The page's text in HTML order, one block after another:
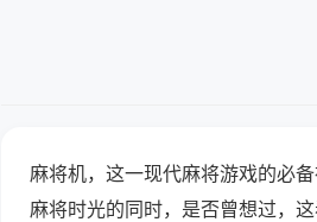
麻将机，这一现代麻将游戏的必
麻将时光的同时，是否曾想过，